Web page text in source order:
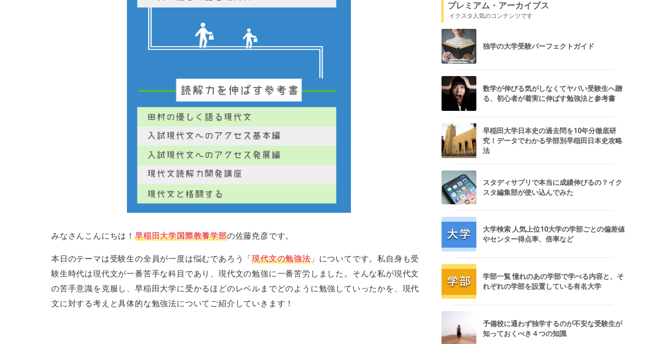
みなさんこんにちは！ 早稲田大学国際教養学部の佐藤尭彦です。
本日のテーマは受験生の全員が一度は悩むであろう「現代文の勉強法」についてです。私自身も受
験生時代は現代文が一番苦手な科目であり、現代文の勉強に一番苦労しました。そんな私が現代文
の苦手意識を克服し、早稲田大学に受かるほどのレベルまでどのように勉強していったかを、現代
文に対する考えと具体的な勉強法についてご紹介していきます！
プレミアム・アーカイブス
イクスタ人気のコンテンツです
独学の大学受験パーフェクトガイド
数学が伸びる気がしなくてヤバい受験生へ贈
る、初心者が着実に伸ばす勉強法と参考書
早稲田大学日本史の過去問を10年分徹底研
究！データでわかる学部別早稲田日本史攻略
法
スタディサプリで本当に成績伸びるの？イク
スタ編集部が使い込んでみた
大学検索 人気上位10大学の学部ごとの偏差値
やセンター得点率、倍率など
学部一覧 憧れのあの学部で学べる内容と、そ
れぞれの学部を設置している有名大学
予備校に通わず独学するのが不安な受験生が
知っておくべき４つの知識